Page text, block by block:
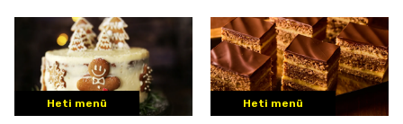
Heti menü Heti menü